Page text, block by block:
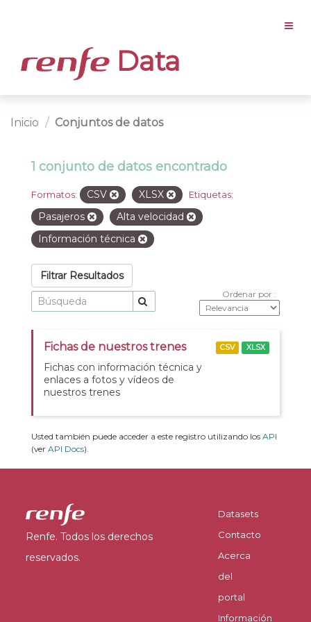
Data
Inicio Conjuntos de datos
1 conjunto de datos encontrado
Formatos: CSV XLSX Etiquetas:
Pasajeros
Alta velocidad
Información técnica
Filtrar Resultados
Ordenar por
Fichas de nuestros trenes
Fichas con información técnica y
enlaces a fotos y vídeos de
nuestros trenes
CSV XLSX
Usted también puede acceder a este registro utilizando los API
(ver API Docs).
Renfe. Todos los derechos
reservados.
Datasets
Contacto
Acerca
del
portal
Información